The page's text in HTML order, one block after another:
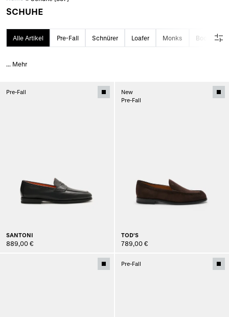
SCHUHE
Alle Artikel Pre-Fall Schnürer Loafer Monks Boots
... Mehr
Pre-Fall
SANTONI
889,00 €
New
Pre-Fall
TOD'S
789,00 €
Pre-Fall